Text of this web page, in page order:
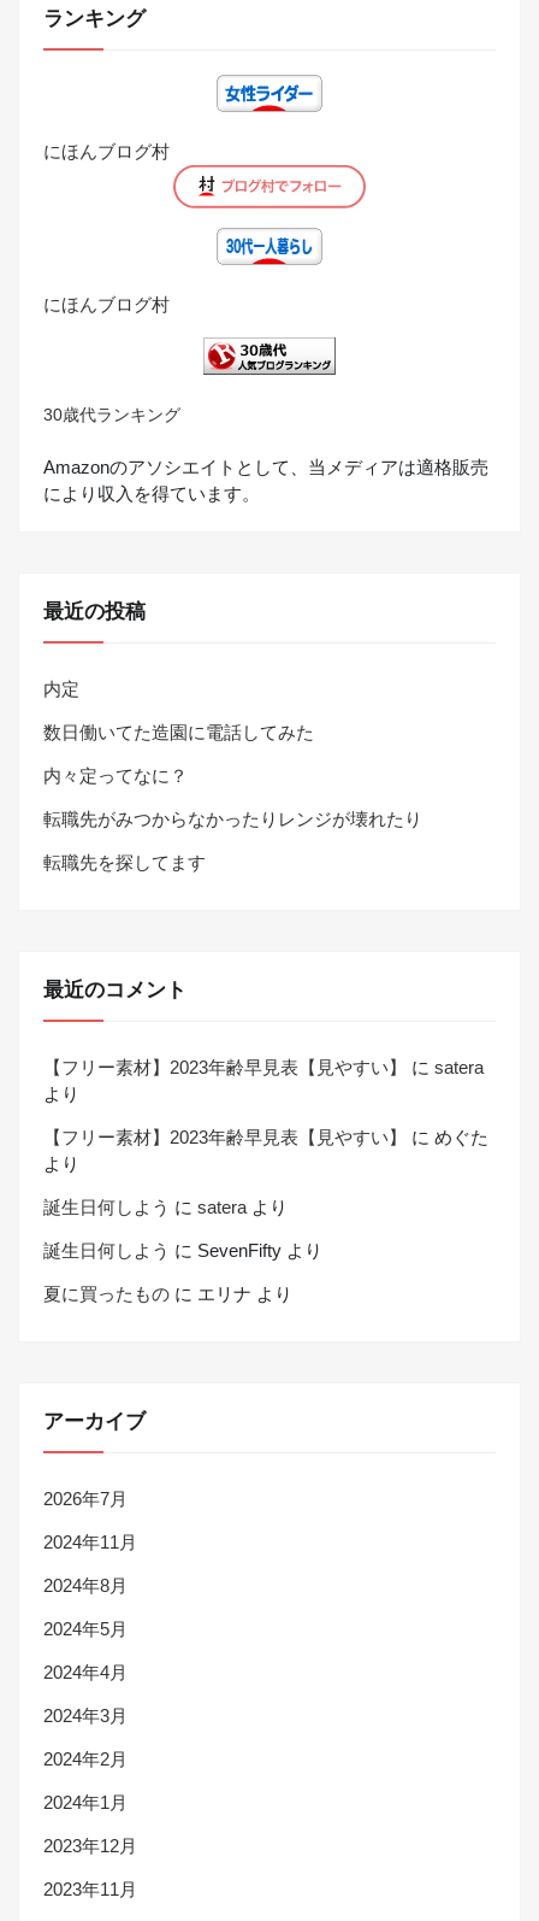
ランキング
にほんブログ村
にほんブログ村
30歳代ランキング
Amazonのアソシエイトとして、当メディアは適格販売
により収入を得ています。
最近の投稿
内定
数日働いてた造園に電話してみた
内々定ってなに？
転職先がみつからなかったりレンジが壊れたり
転職先を探してます
最近のコメント
【フリー素材】2023年齢早見表【見やすい】 に satera
より
【フリー素材】2023年齢早見表【見やすい】 に めぐた
より
誕生日何しよう に satera より
誕生日何しよう に SevenFifty より
夏に買ったもの に エリナ より
アーカイブ
2026年7月
2024年11月
2024年8月
2024年5月
2024年4月
2024年3月
2024年2月
2024年1月
2023年12月
2023年11月